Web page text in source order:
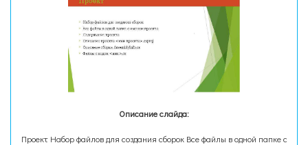
Описание слайда:
Проект Набор файлов для создания сборок Все файлы в одной папке с